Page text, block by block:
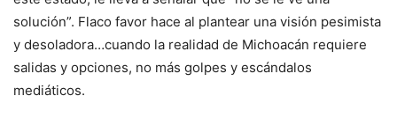
solución”. Flaco favor hace al plantear una visión pesimista
y desoladora…cuando la realidad de Michoacán requiere
salidas y opciones, no más golpes y escándalos
mediáticos.